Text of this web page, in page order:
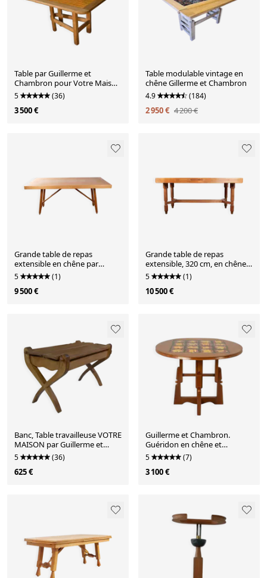
Table par Guillerme et
Chambron pour Votre Maison
1950
5 (36)
3 500 €
Table modulable vintage en
chêne Gillerme et Chambron
4.9 (184)
2 950 € 4 200 €
Grande table de repas
extensible en chêne par
Guillerme et Chambron 1960.
5 (1)
9 500 €
Grande table de repas
extensible, 320 cm, en chêne,
Guillerme et Chambron.
5 (1)
10 500 €
Banc, Table travailleuse VOTRE
MAISON par Guillerme et
Chambron 1950's
5 (36)
625 €
Guillerme et Chambron.
Guéridon en chêne et
céramique. Années 1970-80
5 (7)
3 100 €